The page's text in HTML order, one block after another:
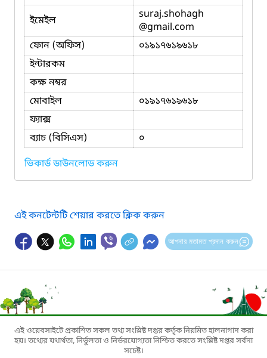
ইমেইল
suraj.shohagh
@gmail.com
ফোন (অফিস)
০১৯১৭৬১৯৬১৮
ইন্টারকম
কক্ষ নম্বর
মোবাইল
০১৯১৭৬১৯৬১৮
ফ্যাক্স
ব্যাচ (বিসিএস)
০
ভিকার্ড ডাউনলোড করুন
এই কনটেন্টটি শেয়ার করতে ক্লিক করুন
আপনার মতামত প্রদান করুন
এই ওয়েবসাইটে প্রকাশিত সকল তথ্য সংশ্লিষ্ট দপ্তর কর্তৃক নিয়মিত হালনাগাদ করা
হয়। তথ্যের যথার্থতা, নির্ভুলতা ও নির্ভরযোগ্যতা নিশ্চিত করতে সংশ্লিষ্ট দপ্তর সর্বদা
সচেষ্ট।